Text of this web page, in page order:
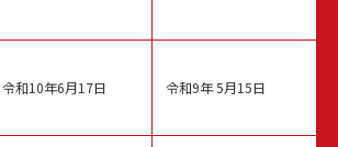
令和10年6月17日 令和9年 5月15日